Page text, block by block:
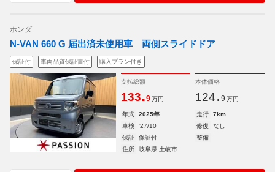
ホンダ
N-VAN 660 G 届出済未使用車 両側スライドドア
保証付 車両品質保証書付 購入プラン付き
支払総額
133.9 万円
本体価格
124. 9 万円
年式 2025年 走行
7km
車検
'27/10 修復
なし
保証
保証付 整備
-
住所
岐阜県 土岐市